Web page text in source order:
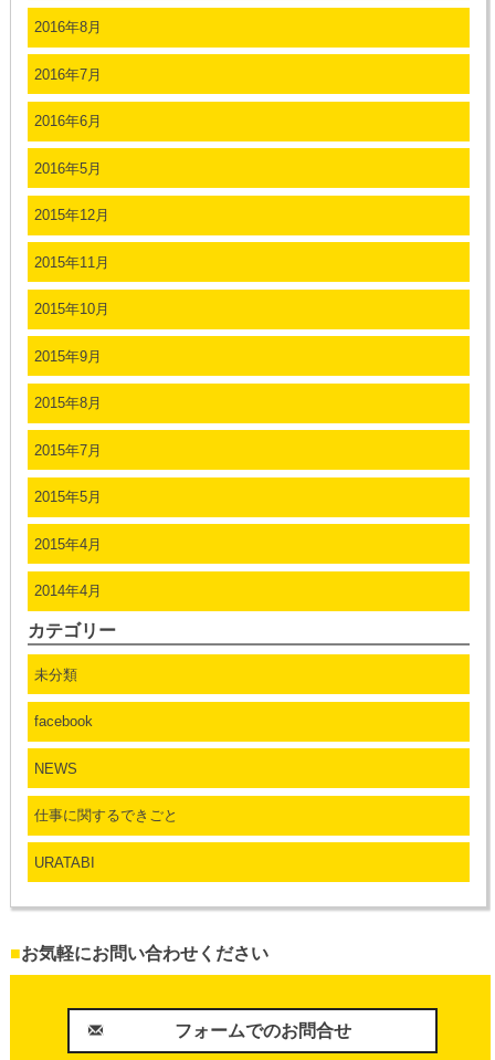
2016年8月
2016年7月
2016年6月
2016年5月
2015年12月
2015年11月
2015年10月
2015年9月
2015年8月
2015年7月
2015年5月
2015年4月
2014年4月
カテゴリー
未分類
facebook
NEWS
仕事に関するできごと
URATABI
■お気軽にお問い合わせください
フォームでのお問合せ